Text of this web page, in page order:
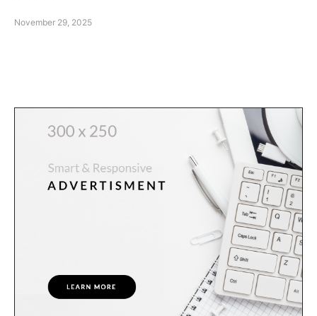
November 29, 2025